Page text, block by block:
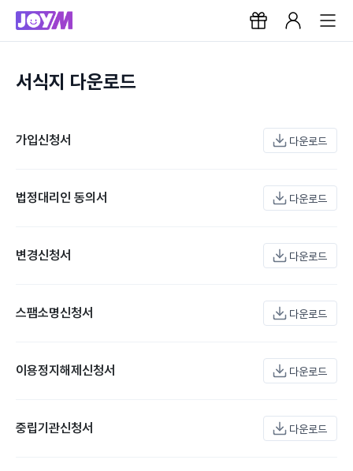
서식지 다운로드
가입신청서 다운로드
법정대리인 동의서 다운로드
변경신청서 다운로드
스팸소명신청서 다운로드
이용정지해제신청서 다운로드
중립기관신청서 다운로드